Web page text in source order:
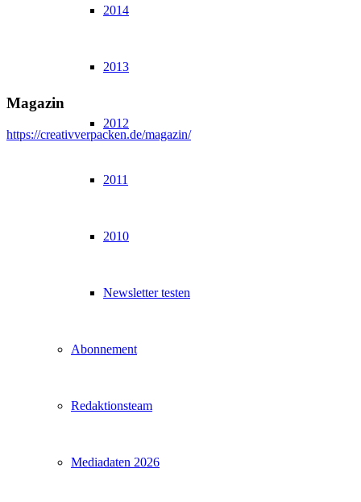
2014
2013
2012
2011
2010
Newsletter testen
Abonnement
Redaktionsteam
Mediadaten 2026
Magazin
https://creativverpacken.de/magazin/